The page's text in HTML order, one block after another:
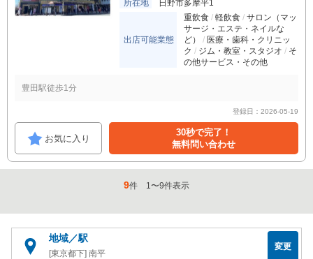
所在地
日野市多摩平1
出店可能業態
重飲食 軽飲食
サロン（マッ
サージ・エステ・ネイルな
ど）
医療・歯科・クリニッ
ク
ジム・教室・スタジオ
そ
の他サービス・その他
豊田駅徒歩1分
登録日：2026-05-19
お気に入り
30秒で完了！
無料問い合わせ
9件 1〜9件表示
地域／駅
[東京都下] 南平
変更